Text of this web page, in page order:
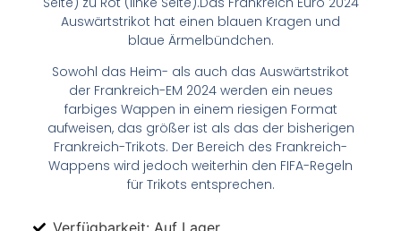
Auswärtstrikot hat einen blauen Kragen und
blaue Ärmelbündchen.
Sowohl das Heim- als auch das Auswärtstrikot
der Frankreich-EM 2024 werden ein neues
farbiges Wappen in einem riesigen Format
aufweisen, das größer ist als das der bisherigen
Frankreich-Trikots. Der Bereich des Frankreich-
Wappens wird jedoch weiterhin den FIFA-Regeln
für Trikots entsprechen.
Verfügbarkeit: Auf Lager